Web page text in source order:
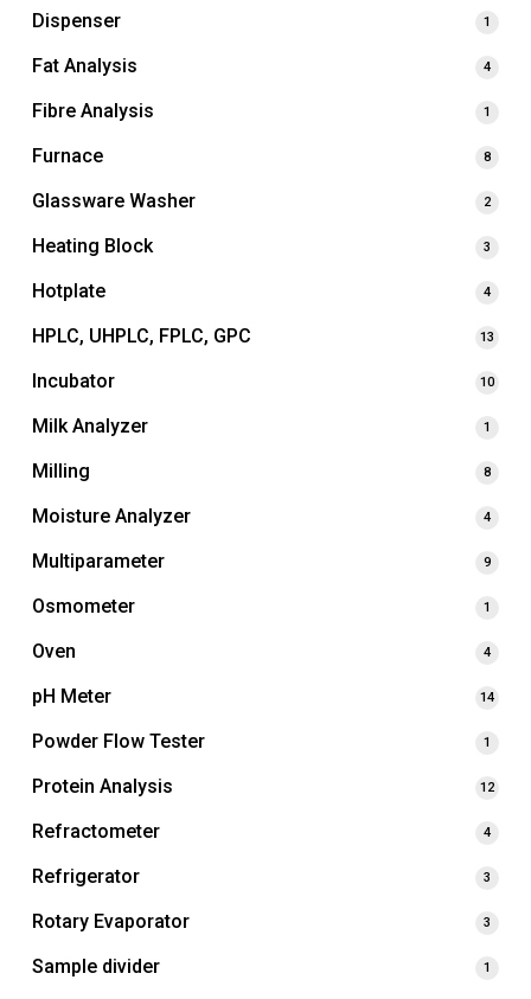
Dispenser 1
Fat Analysis 4
Fibre Analysis 1
Furnace 8
Glassware Washer 2
Heating Block 3
Hotplate 4
HPLC, UHPLC, FPLC, GPC 13
Incubator 10
Milk Analyzer 1
Milling 8
Moisture Analyzer 4
Multiparameter 9
Osmometer 1
Oven 4
pH Meter 14
Powder Flow Tester 1
Protein Analysis 12
Refractometer 4
Refrigerator 3
Rotary Evaporator 3
Sample divider 1